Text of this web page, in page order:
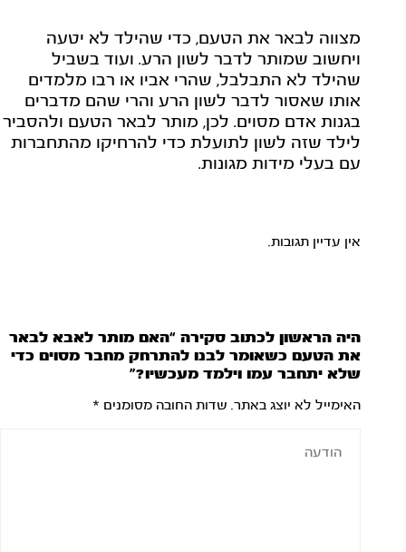
מצווה לבאר את הטעם, כדי שהילד לא יטעה
ויחשוב שמותר לדבר לשון הרע. ועוד בשביל
שהילד לא התבלבל, שהרי אביו או רבו מלמדים
אותו שאסור לדבר לשון הרע והרי שהם מדברים
בגנות אדם מסוים. לכן, מותר לבאר הטעם ולהסביר
לילד שזה לשון לתועלת כדי להרחיקו מהתחברות
עם בעלי מידות מגונות.
אין עדיין תגובות.
היה הראשון לכתוב סקירה “האם מותר לאבא לבאר
את הטעם כשאומר לבנו להתרחק מחבר מסוים כדי
שלא יתחבר עמו וילמד מעכשיו?”
האימייל לא יוצג באתר. שדות החובה מסומנים *